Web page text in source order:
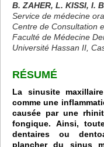
B. ZAHER, L. KISSI, I.
Service de médecine
Centre de Consultation
Faculté de Médecine
Université Hassan II,
RÉSUMÉ
La sinusite
comme une
causée par une
fongique. Ainsi,
dentaires ou
plancher du sinus